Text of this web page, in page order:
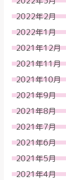
2022年2月
2022年1月
2021年12月
2021年11月
2021年10月
2021年9月
2021年8月
2021年7月
2021年6月
2021年5月
2021年4月